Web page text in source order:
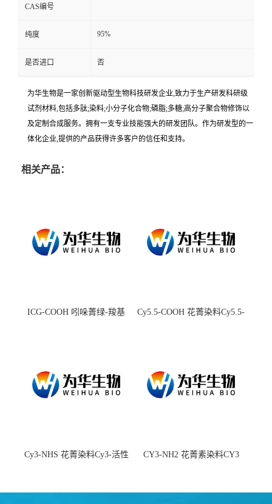
CAS编号
纯度 95%
是否进口 否
为华生物是一家创新驱动型生物科技研发企业,致力于生产研发科研级
试剂材料,包括多肽;染料;小分子化合物;磷脂;多糖;高分子聚合物修饰以
及定制合成服务。拥有一支专业技能强大的研发团队。作为研发型的一
体化企业,提供的产品获得许多客户的信任和支持。
相关产品：
ICG-COOH 吲哚菁绿-羧基
Cy5.5-COOH 花菁染料Cy5.5-
Cy3-NHS 花菁染料Cy3-活性
CY3-NH2 花菁素染料CY3